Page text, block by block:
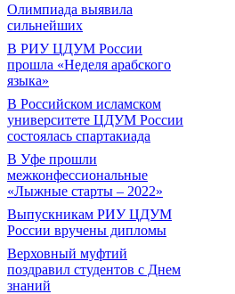
Олимпиада выявила
сильнейших
В РИУ ЦДУМ России
прошла «Неделя арабского
языка»
В Российском исламском
университете ЦДУМ России
состоялась спартакиада
В Уфе прошли
межконфессиональные
«Лыжные старты – 2022»
Выпускникам РИУ ЦДУМ
России вручены дипломы
Верховный муфтий
поздравил студентов с Днем
знаний